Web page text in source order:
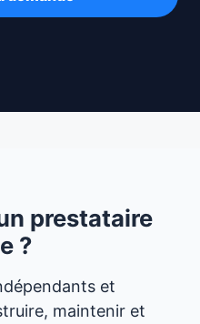
prestataire
?
et
maintenir et